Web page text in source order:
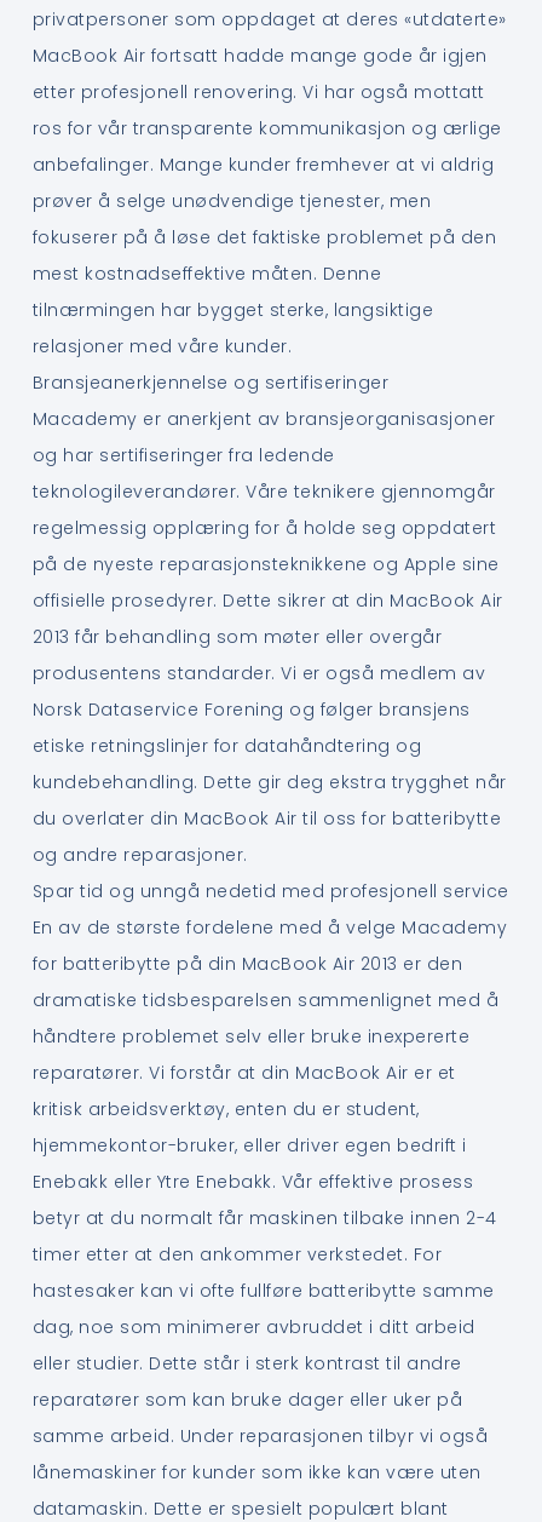
privatpersoner som oppdaget at deres «utdaterte»
MacBook Air fortsatt hadde mange gode år igjen
etter profesjonell renovering. Vi har også mottatt
ros for vår transparente kommunikasjon og ærlige
anbefalinger. Mange kunder fremhever at vi aldrig
prøver å selge unødvendige tjenester, men
fokuserer på å løse det faktiske problemet på den
mest kostnadseffektive måten. Denne
tilnærmingen har bygget sterke, langsiktige
relasjoner med våre kunder.
Bransjeanerkjennelse og sertifiseringer
Macademy er anerkjent av bransjeorganisasjoner
og har sertifiseringer fra ledende
teknologileverandører. Våre teknikere gjennomgår
regelmessig opplæring for å holde seg oppdatert
på de nyeste reparasjonsteknikkene og Apple sine
offisielle prosedyrer. Dette sikrer at din MacBook Air
2013 får behandling som møter eller overgår
produsentens standarder. Vi er også medlem av
Norsk Dataservice Forening og følger bransjens
etiske retningslinjer for datahåndtering og
kundebehandling. Dette gir deg ekstra trygghet når
du overlater din MacBook Air til oss for batteribytte
og andre reparasjoner.
Spar tid og unngå nedetid med profesjonell service
En av de største fordelene med å velge Macademy
for batteribytte på din MacBook Air 2013 er den
dramatiske tidsbesparelsen sammenlignet med å
håndtere problemet selv eller bruke inexpererte
reparatører. Vi forstår at din MacBook Air er et
kritisk arbeidsverktøy, enten du er student,
hjemmekontor-bruker, eller driver egen bedrift i
Enebakk eller Ytre Enebakk. Vår effektive prosess
betyr at du normalt får maskinen tilbake innen 2-4
timer etter at den ankommer verkstedet. For
hastesaker kan vi ofte fullføre batteribytte samme
dag, noe som minimerer avbruddet i ditt arbeid
eller studier. Dette står i sterk kontrast til andre
reparatører som kan bruke dager eller uker på
samme arbeid. Under reparasjonen tilbyr vi også
lånemaskiner for kunder som ikke kan være uten
datamaskin. Dette er spesielt populært blant